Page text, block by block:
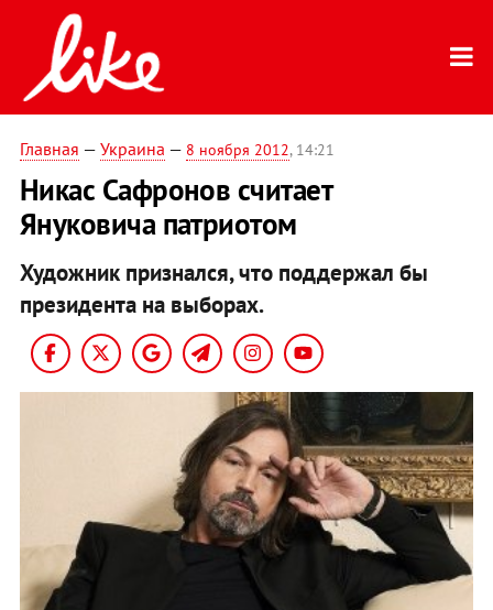
Главная — Украина — 8 ноября 2012, 14:21
Никас Сафронов считает
Януковича патриотом
Художник признался, что поддержал бы
президента на выборах.